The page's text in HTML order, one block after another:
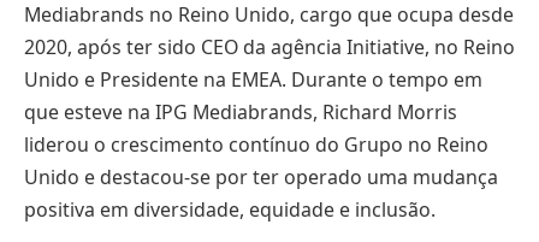
Mediabrands no Reino Unido, cargo que ocupa desde
2020, após ter sido CEO da agência Initiative, no Reino
Unido e Presidente na EMEA. Durante o tempo em
que esteve na IPG Mediabrands, Richard Morris
liderou o crescimento contínuo do Grupo no Reino
Unido e destacou-se por ter operado uma mudança
positiva em diversidade, equidade e inclusão.